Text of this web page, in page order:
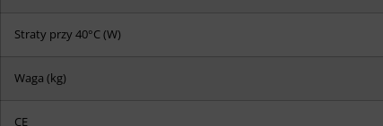
Straty przy 40°C (W)
Waga (kg)
CE